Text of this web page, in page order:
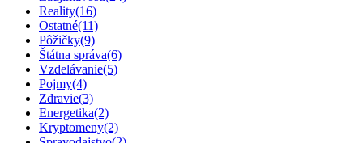
Reality(16)
Ostatné(11)
Pôžičky(9)
Štátna správa(6)
Vzdelávanie(5)
Pojmy(4)
Zdravie(3)
Energetika(2)
Kryptomeny(2)